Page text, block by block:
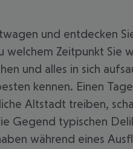
und entdecken
Zeitpunkt Sie
und alles in sich
kennen. Einen
Altstadt treiben,
typischen
während eines